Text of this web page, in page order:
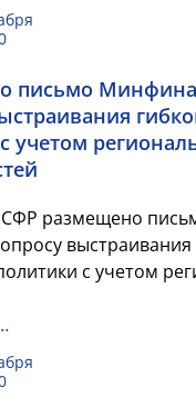
письмо Минфина
учетом
СФР размещено
выстраивания
с учетом